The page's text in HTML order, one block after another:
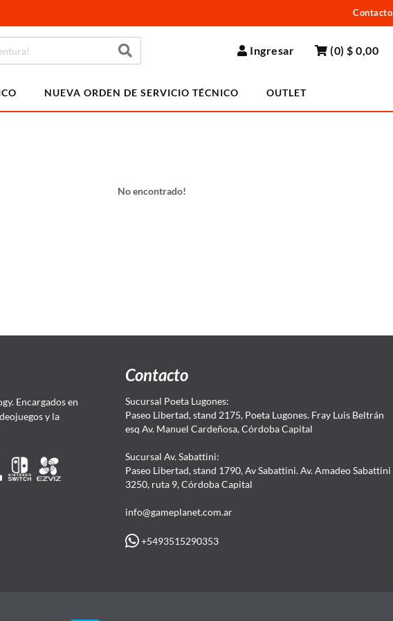
Contacto
Ingresar (0)$ 0,00
NUEVA ORDEN DE SERVICIO TÉCNICO OUTLET
No encontrado!
Encargados en
y la
Contacto
Sucursal Poeta Lugones:
Paseo Libertad, stand 2175, Poeta Lugones. Fray Luis Beltrán
esq Av. Manuel Cardeñosa, Córdoba Capital
Sucursal Av. Sabattini:
Paseo Libertad, stand 1790, Av Sabattini. Av. Amadeo Sabattini
3250, ruta 9, Córdoba Capital
info@gameplanet.com.ar
+5493515290353